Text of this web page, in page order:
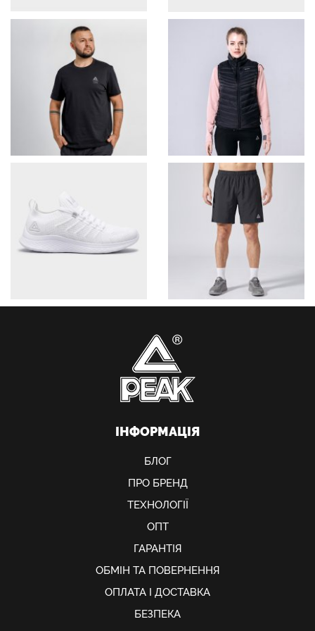
ІНФОРМАЦІЯ
БЛОГ
ПРО БРЕНД
ТЕХНОЛОГІЇ
ОПТ
ГАРАНТІЯ
ОБМIН ТА ПОВЕРНЕННЯ
ОПЛАТА І ДОСТАВКА
БЕЗПЕКА